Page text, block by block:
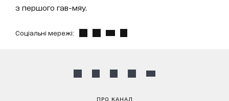
з першого гав-мяу.
Соціальні мережі:
ПРО КАНАЛ